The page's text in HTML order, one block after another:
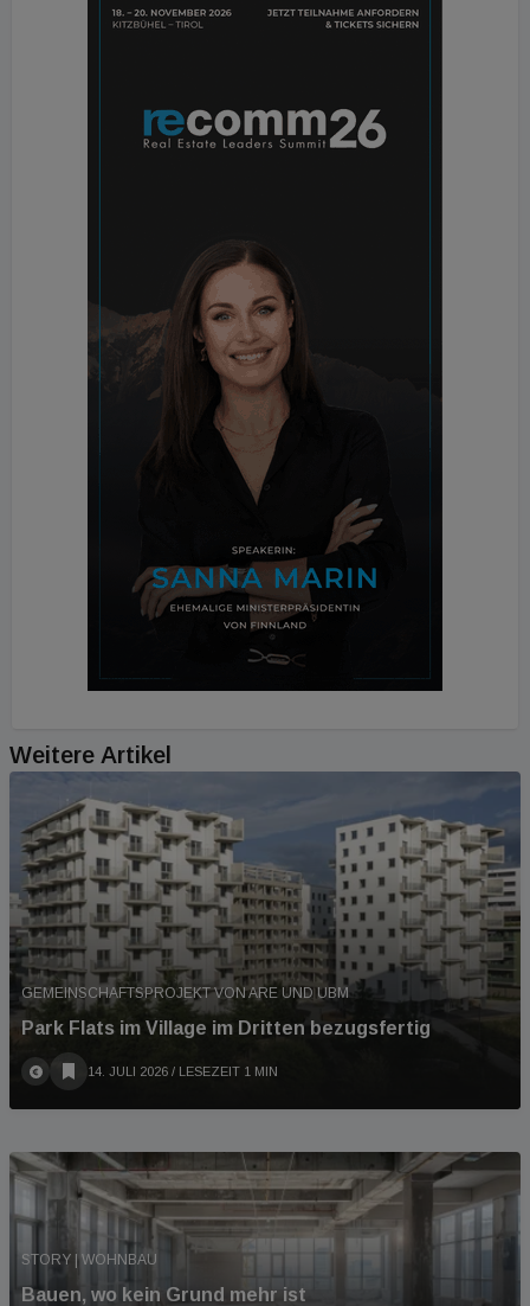
Weitere Artikel
GEMEINSCHAFTSPROJEKT VON ARE UND UBM
Park Flats im Village im Dritten bezugsfertig
14. JULI 2026 / LESEZEIT 1 MIN
STORY | WOHNBAU
Bauen, wo kein Grund mehr ist